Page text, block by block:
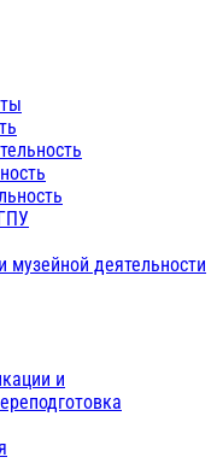
музейной деятельности
и